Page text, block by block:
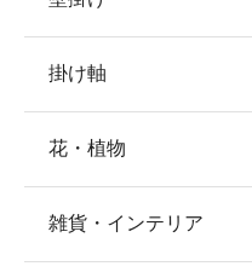
掛け軸
花・植物
雑貨・インテリア